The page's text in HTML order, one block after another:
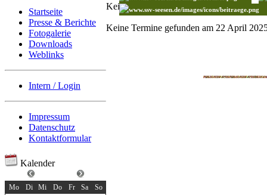
Startseite
Presse & Berichte
Fotogalerie
Downloads
Weblinks
Intern / Login
Impressum
Datenschutz
Kontaktformular
Kalender
Mo
Di Mi Do Fr Sa
So
Keine Termine gefunden
Keine Termine gefunden am 22 April